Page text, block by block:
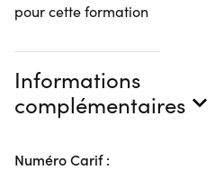
pour cette formation
Informations
complémentaires
Numéro Carif :